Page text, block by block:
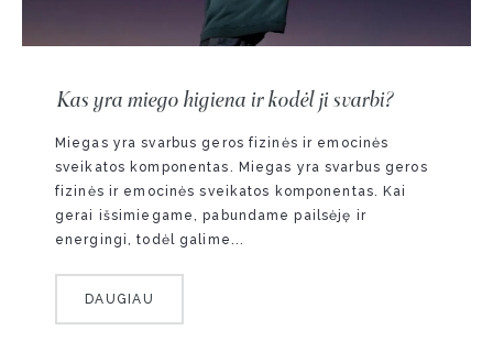
Kas yra miego higiena ir kodėl ji svarbi?
Miegas yra svarbus geros fizinės ir emocinės
sveikatos komponentas. Miegas yra svarbus geros
fizinės ir emocinės sveikatos komponentas. Kai
gerai išsimiegame, pabundame pailsėję ir
energingi, todėl galime...
DAUGIAU